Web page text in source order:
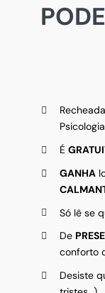
É
GANHA
Só lê se
De
conforto
Desiste